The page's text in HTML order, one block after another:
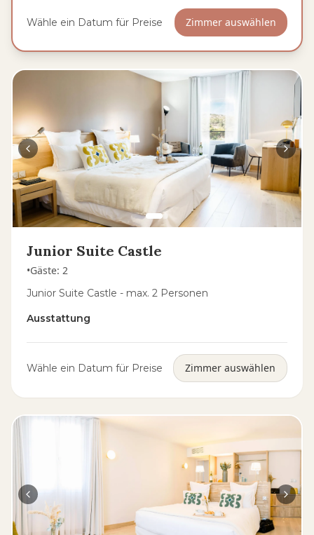
Wähle ein Datum für Preise Zimmer auswählen
Junior Suite Castle
•Gäste: 2
Junior Suite Castle - max. 2 Personen
Ausstattung
Wähle ein Datum für Preise Zimmer auswählen